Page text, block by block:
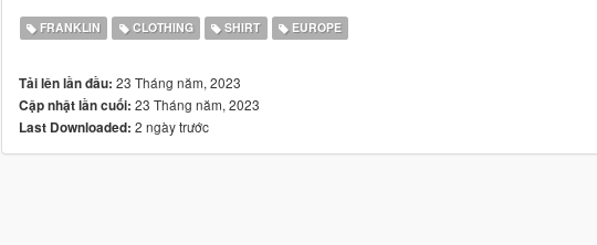
FRANKLIN CLOTHING SHIRT EUROPE
Tải lên lần đầu: 23 Tháng năm, 2023
Cập nhật lần cuối: 23 Tháng năm, 2023
Last Downloaded: 2 ngày trước